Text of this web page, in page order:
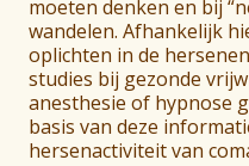
moeten denken en bij
wandelen. Afhankelijk
oplichten in de
studies bij gezonde
anesthesie of hypnose
basis van deze
hersenactiviteit van